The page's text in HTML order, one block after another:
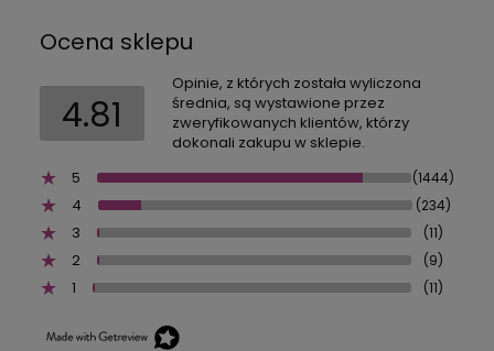
Ocena sklepu
4.81
Opinie, z których została wyliczona
średnia, są wystawione przez
zweryfikowanych klientów, którzy
dokonali zakupu w sklepie.
5
(1444)
4 (234)
3 (11)
2 (9)
1 (11)